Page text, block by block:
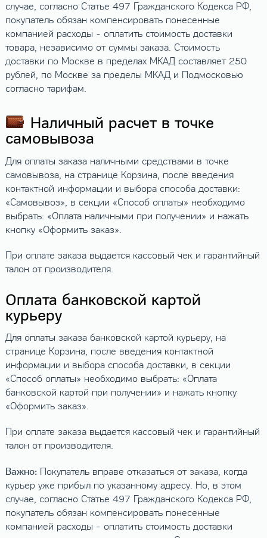
случае, согласно Статье 497 Гражданского Кодекса РФ,
покупатель обязан компенсировать понесенные
компанией расходы - оплатить стоимость доставки
товара, независимо от суммы заказа. Стоимость
доставки по Москве в пределах МКАД составляет 250
рублей, по Москве за пределы МКАД и Подмосковью
согласно тарифам.
Наличный расчет в точке
самовывоза
Для оплаты заказа наличными средствами в точке
самовывоза, на странице Корзина, после введения
контактной информации и выбора способа доставки:
«Самовывоз», в секции «Способ оплаты» необходимо
выбрать: «Оплата наличными при получении» и нажать
кнопку «Оформить заказ».
При оплате заказа выдается кассовый чек и гарантийный
талон от производителя.
Оплата банковской картой
курьеру
Для оплаты заказа банковской картой курьеру, на
странице Корзина, после введения контактной
информации и выбора способа доставки, в секции
«Способ оплаты» необходимо выбрать: «Оплата
банковской картой при получении» и нажать кнопку
«Оформить заказ».
При оплате заказа выдается кассовый чек и гарантийный
талон от производителя.
Важно:Покупатель вправе отказаться от заказа, когда
курьер уже прибыл по указанному адресу. Но, в этом
случае, согласно Статье 497 Гражданского Кодекса РФ,
покупатель обязан компенсировать понесенные
компанией расходы - оплатить стоимость доставки